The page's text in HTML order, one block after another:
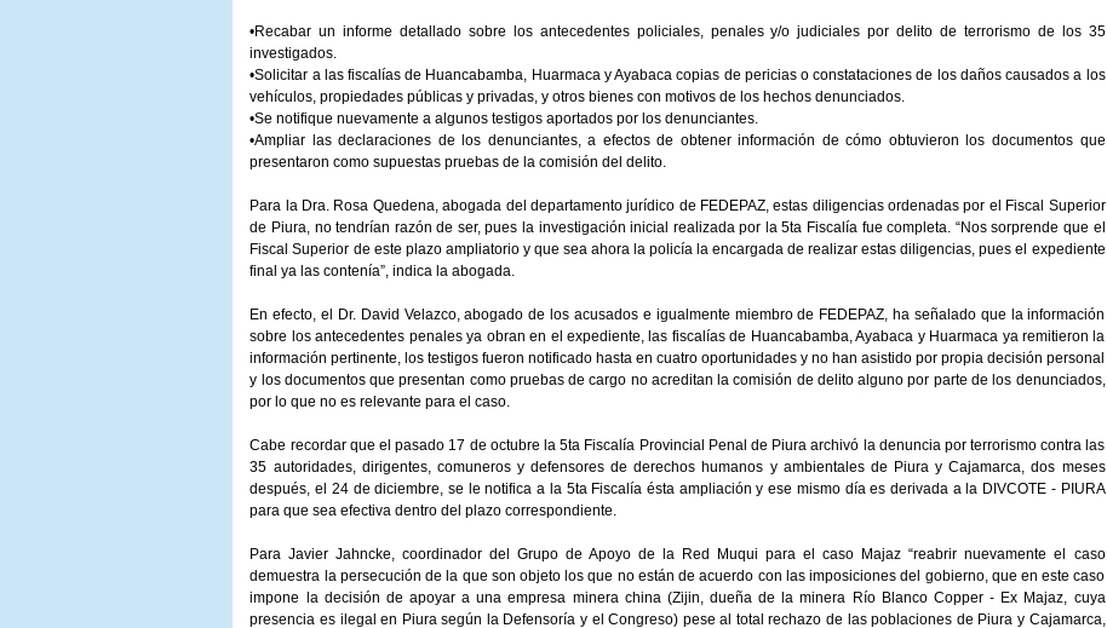
•Recabar un informe detallado sobre los antecedentes policiales, penales y/o judiciales por delito de terrorismo de los 35
investigados.
•Solicitar a las fiscalías de Huancabamba, Huarmaca y Ayabaca copias de pericias o constataciones de los daños causados a los
vehículos, propiedades públicas y privadas, y otros bienes con motivos de los hechos denunciados.
•Se notifique nuevamente a algunos testigos aportados por los denunciantes.
•Ampliar las declaraciones de los denunciantes, a efectos de obtener información de cómo obtuvieron los documentos que
presentaron como supuestas pruebas de la comisión del delito.
Para la Dra. Rosa Quedena, abogada del departamento jurídico de FEDEPAZ, estas diligencias ordenadas por el Fiscal Superior
de Piura, no tendrían razón de ser, pues la investigación inicial realizada por la 5ta Fiscalía fue completa. “Nos sorprende que el
Fiscal Superior de este plazo ampliatorio y que sea ahora la policía la encargada de realizar estas diligencias, pues el expediente
final ya las contenía”, indica la abogada.
En efecto, el Dr. David Velazco, abogado de los acusados e igualmente miembro de FEDEPAZ, ha señalado que la información
sobre los antecedentes penales ya obran en el expediente, las fiscalías de Huancabamba, Ayabaca y Huarmaca ya remitieron la
información pertinente, los testigos fueron notificado hasta en cuatro oportunidades y no han asistido por propia decisión personal
y los documentos que presentan como pruebas de cargo no acreditan la comisión de delito alguno por parte de los denunciados,
por lo que no es relevante para el caso.
Cabe recordar que el pasado 17 de octubre la 5ta Fiscalía Provincial Penal de Piura archivó la denuncia por terrorismo contra las
35 autoridades, dirigentes, comuneros y defensores de derechos humanos y ambientales de Piura y Cajamarca, dos meses
después, el 24 de diciembre, se le notifica a la 5ta Fiscalía ésta ampliación y ese mismo día es derivada a la DIVCOTE - PIURA
para que sea efectiva dentro del plazo correspondiente.
Para Javier Jahncke, coordinador del Grupo de Apoyo de la Red Muqui para el caso Majaz “reabrir nuevamente el caso
demuestra la persecución de la que son objeto los que no están de acuerdo con las imposiciones del gobierno, que en este caso
impone la decisión de apoyar a una empresa minera china (Zijin, dueña de la minera Río Blanco Copper - Ex Majaz, cuya
presencia es ilegal en Piura según la Defensoría y el Congreso) pese al total rechazo de las poblaciones de Piura y Cajamarca,